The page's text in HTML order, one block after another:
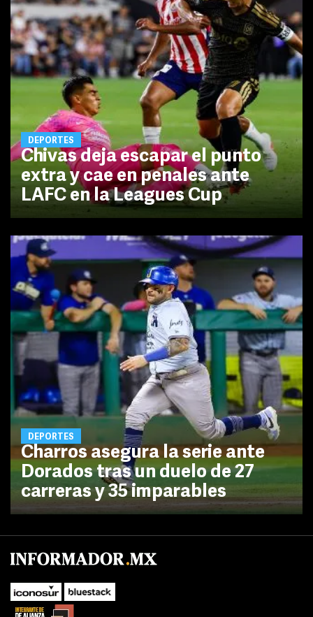
DEPORTES
Chivas deja escapar el punto
extra y cae en penales ante
LAFC en la Leagues Cup
DEPORTES
Charros asegura la serie ante
Dorados tras un duelo de 27
carreras y 35 imparables